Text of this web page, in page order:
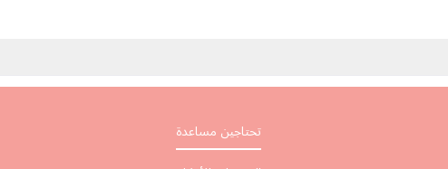
تحتاجين مساعدة